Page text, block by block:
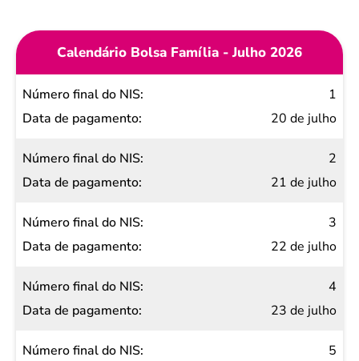
Calendário Bolsa Família - Julho 2026
Número
final do
Data de
pagamento
1
20 de julho
2
21 de julho
3
22 de julho
4
23 de julho
5